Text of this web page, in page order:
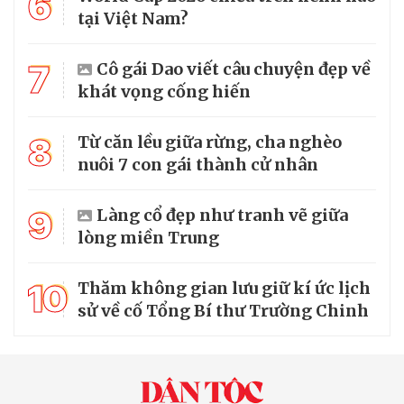
tại Việt Nam?
7
Cô gái Dao viết câu chuyện đẹp về
khát vọng cống hiến
8
Từ căn lều giữa rừng, cha nghèo
nuôi 7 con gái thành cử nhân
9
Làng cổ đẹp như tranh vẽ giữa
lòng miền Trung
10 Thăm không gian lưu giữ kí ức lịch
sử về cố Tổng Bí thư Trường Chinh